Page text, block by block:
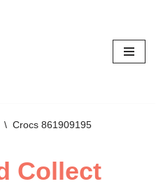
\ Crocs 861909195
Collect